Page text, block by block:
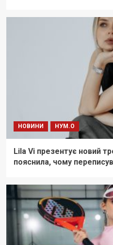
НОВИНИ НУМ.О
Lila Vi презентує новий
пояснила, чому